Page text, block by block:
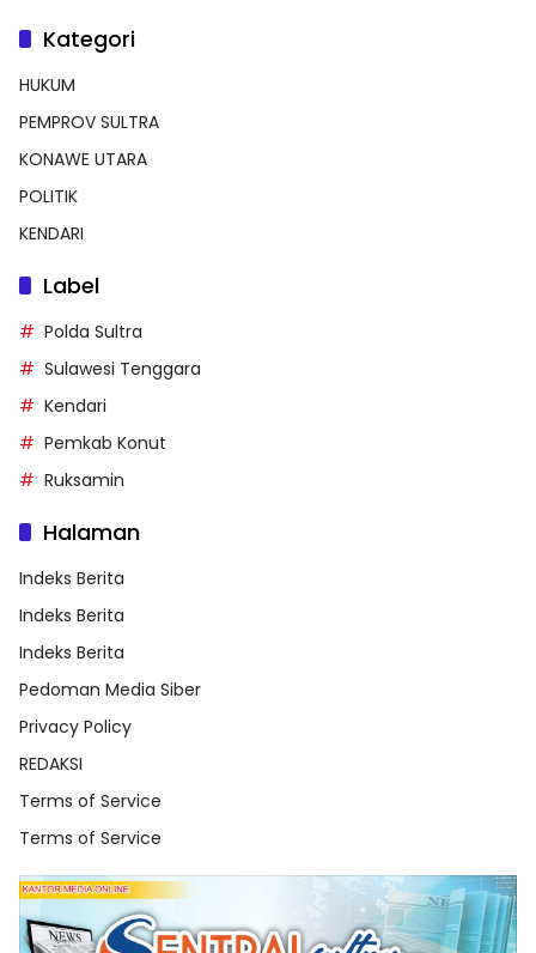
Kategori
HUKUM
PEMPROV SULTRA
KONAWE UTARA
POLITIK
KENDARI
Label
Polda Sultra
Sulawesi Tenggara
Kendari
Pemkab Konut
Ruksamin
Halaman
Indeks Berita
Indeks Berita
Indeks Berita
Pedoman Media Siber
Privacy Policy
REDAKSI
Terms of Service
Terms of Service